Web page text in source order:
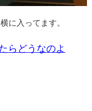
に入ってます。
らどうなのよ